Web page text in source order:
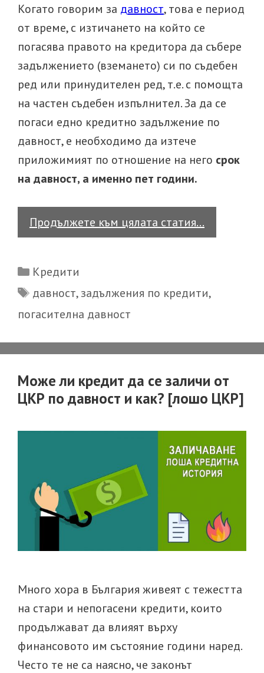
Когато говорим за давност, това е период
от време, с изтичането на който се
погасява правото на кредитора да събере
задължението (вземането) си по съдебен
ред или принудителен ред, т.е. с помощта
на частен съдебен изпълнител. За да се
погаси едно кредитно задължение по
давност, е необходимо да изтече
приложимият по отношение на него срок
на давност, а именно пет години.
Продължете към цялата статия…
на
старият
може
отпадне
давност?
Categories
Кредити
Tags
давност,задължения по кредити,
погасителна давност
Може ли кредит да се заличи от
ЦКР по давност и как? [лошо ЦКР]
Много хора в България живеят с тежестта
на стари и непогасени кредити, които
продължават да влияят върху
финансовото им състояние години наред.
Често те не са наясно, че законът